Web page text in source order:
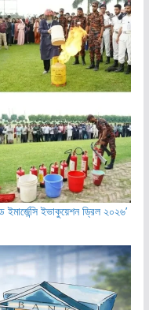
ইমার্জেন্সি ইভাকুয়েশন ড্রিল ২০২৬’